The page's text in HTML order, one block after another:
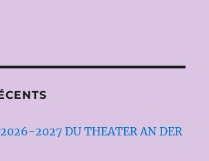
2027 DU THEATER AN DER